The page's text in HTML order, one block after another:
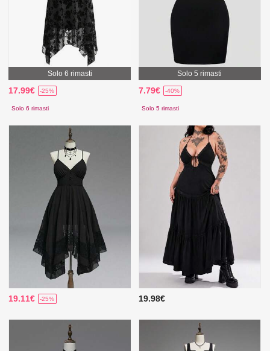
Solo 6 rimasti
17.99€ -25%
Solo 6 rimasti
Solo 5 rimasti
7.79€ -40%
Solo 5 rimasti
19.11€ -25% 19.98€